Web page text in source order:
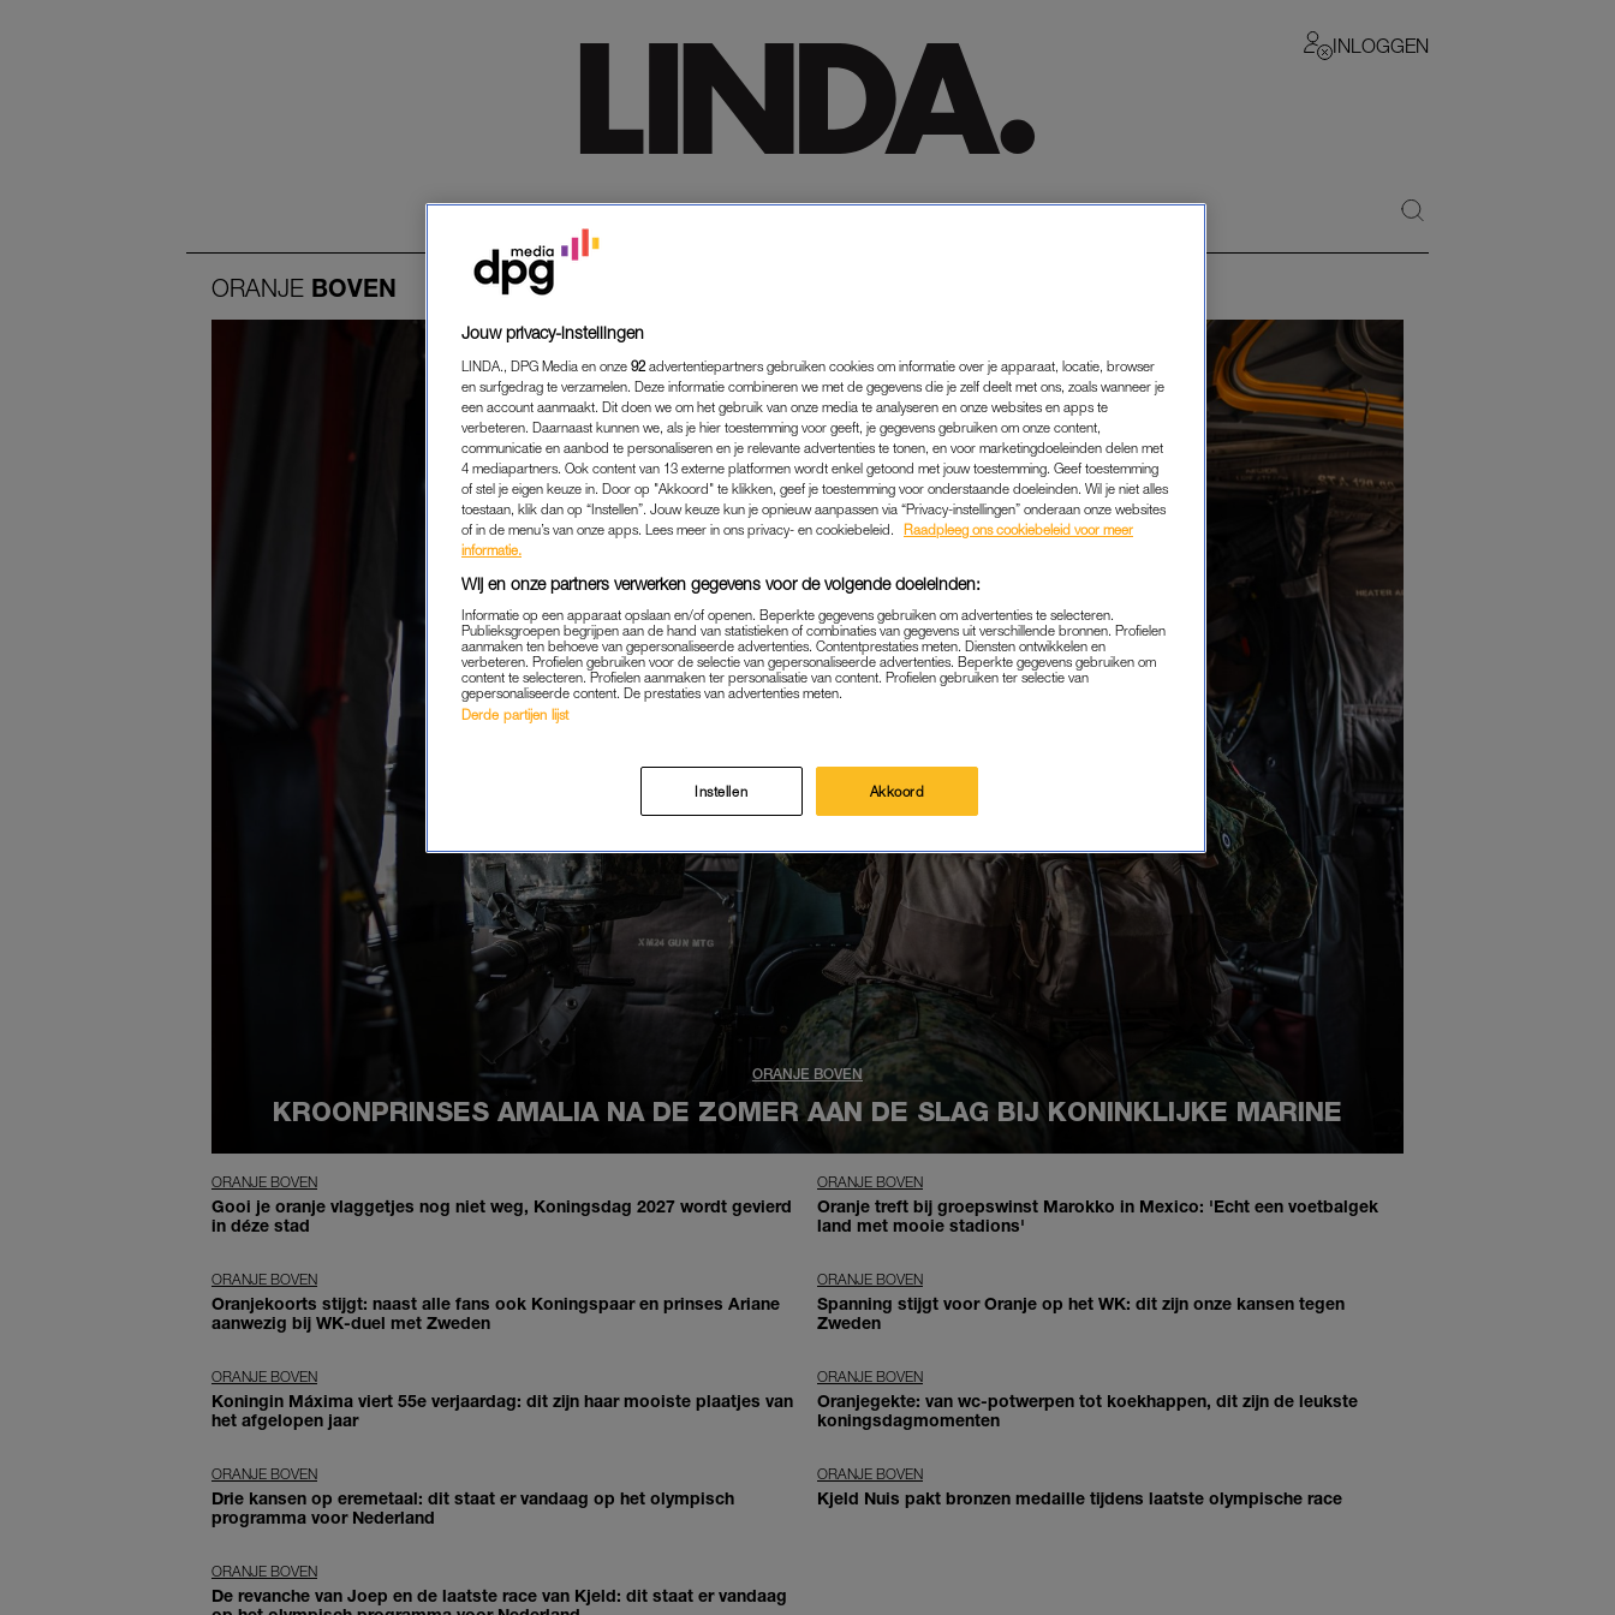
INLOGGEN
ORANJE BOVEN
ORANJE BOVEN
KROONPRINSES AMALIA NA DE ZOMER AAN DE SLAG BIJ KONINKLIJKE MARINE
ORANJE BOVEN
Gooi je oranje vlaggetjes nog niet weg, Koningsdag 2027 wordt gevierd
in déze stad
ORANJE BOVEN
Oranje treft bij groepswinst Marokko in Mexico: 'Echt een voetbalgek
land met mooie stadions'
ORANJE BOVEN
Oranjekoorts stijgt: naast alle fans ook Koningspaar en prinses Ariane
aanwezig bij WK-duel met Zweden
ORANJE BOVEN
Spanning stijgt voor Oranje op het WK: dit zijn onze kansen tegen
Zweden
ORANJE BOVEN
Koningin Máxima viert 55e verjaardag: dit zijn haar mooiste plaatjes van
het afgelopen jaar
ORANJE BOVEN
Oranjegekte: van wc-potwerpen tot koekhappen, dit zijn de leukste
koningsdagmomenten
ORANJE BOVEN
Drie kansen op eremetaal: dit staat er vandaag op het olympisch
programma voor Nederland
ORANJE BOVEN
Kjeld Nuis pakt bronzen medaille tijdens laatste olympische race
ORANJE BOVEN
De revanche van Joep en de laatste race van Kjeld: dit staat er vandaag
Jouw privacy-instellingen
LINDA., DPG Media en onze 92 advertentiepartners gebruiken cookies om informatie over je apparaat, locatie, browser
en surfgedrag te verzamelen. Deze informatie combineren we met de gegevens die je zelf deelt met ons, zoals wanneer je
een account aanmaakt. Dit doen we om het gebruik van onze media te analyseren en onze websites en apps te
verbeteren. Daarnaast kunnen we, als je hier toestemming voor geeft, je gegevens gebruiken om onze content,
communicatie en aanbod te personaliseren en je relevante advertenties te tonen, en voor marketingdoeleinden delen met
4 mediapartners. Ook content van 13 externe platformen wordt enkel getoond met jouw toestemming. Geef toestemming
of stel je eigen keuze in. Door op "Akkoord" te klikken, geef je toestemming voor onderstaande doeleinden. Wil je niet alles
toestaan, klik dan op “Instellen”. Jouw keuze kun je opnieuw aanpassen via “Privacy-instellingen” onderaan onze websites
of in de menu’s van onze apps. Lees meer in ons privacy- en cookiebeleid.
Raadpleeg ons cookiebeleid voor meer
informatie.
Wij en onze partners verwerken gegevens voor de volgende doeleinden:
Informatie op een apparaat opslaan en/of openen. Beperkte gegevens gebruiken om advertenties te selecteren.
Publieksgroepen begrijpen aan de hand van statistieken of combinaties van gegevens uit verschillende bronnen. Profielen
aanmaken ten behoeve van gepersonaliseerde advertenties. Contentprestaties meten. Diensten ontwikkelen en
verbeteren. Profielen gebruiken voor de selectie van gepersonaliseerde advertenties. Beperkte gegevens gebruiken om
content te selecteren. Profielen aanmaken ter personalisatie van content. Profielen gebruiken ter selectie van
gepersonaliseerde content. De prestaties van advertenties meten.
Derde partijen lijst
Instellen Akkoord